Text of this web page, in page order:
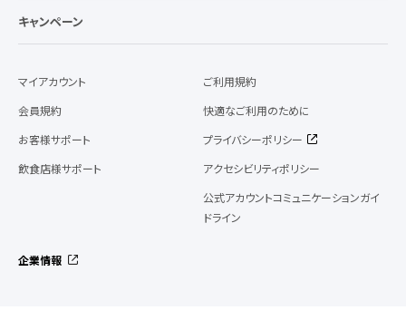
キャンペーン
マイアカウント
会員規約
お客様サポート
飲食店様サポート
ご利用規約
快適なご利用のために
プライバシーポリシー
アクセシビリティポリシー
公式アカウントコミュニケーションガイ
ドライン
企業情報